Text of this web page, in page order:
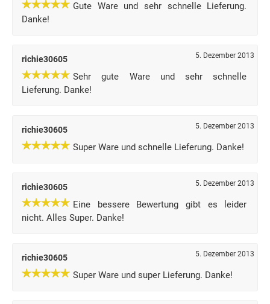
Gute Ware und sehr schnelle Lieferung.
Danke!
richie30605 5. Dezember 2013
Sehr gute Ware und sehr schnelle
Lieferung. Danke!
richie30605 5. Dezember 2013
Super Ware und schnelle Lieferung. Danke!
richie30605 5. Dezember 2013
Eine bessere Bewertung gibt es leider
nicht. Alles Super. Danke!
richie30605 5. Dezember 2013
Super Ware und super Lieferung. Danke!